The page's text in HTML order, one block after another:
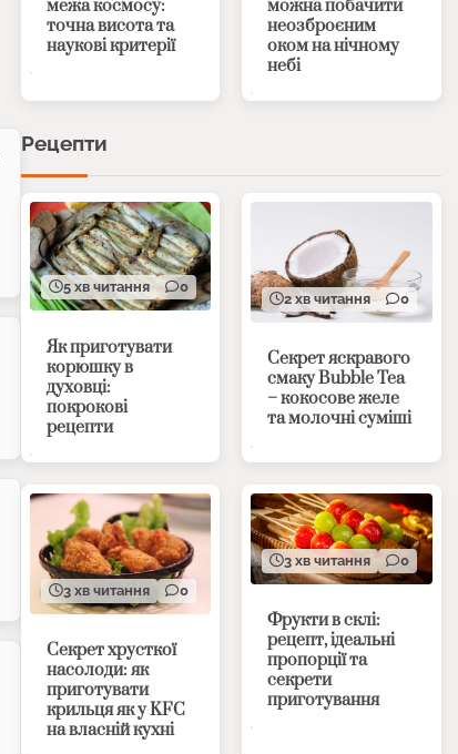
межа космосу:
точна висота та
наукові критерії
можна побачити
неозброєним
оком на нічному
небі
Рецепти
5 хв читання 0
Як приготувати
корюшку в
духовці:
покрокові
рецепти
2 хв читання 0
Секрет яскравого
смаку Bubble Tea
– кокосове желе
та молочні суміші
3 хв читання 0
Секрет хрусткої
насолоди: як
приготувати
крильця як у KFC
на власній кухні
3 хв читання 0
Фрукти в склі:
рецепт, ідеальні
пропорції та
секрети
приготування